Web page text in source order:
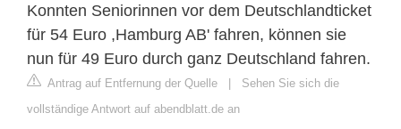
Konnten Seniorinnen vor dem Deutschlandticket
für 54 Euro ,Hamburg AB' fahren, können sie
nun für 49 Euro durch ganz Deutschland fahren.
Antrag auf Entfernung der Quelle | Sehen Sie sich die
vollständige Antwort auf abendblatt.de an